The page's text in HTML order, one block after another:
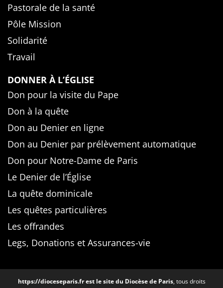
Pastorale de la santé
Pôle Mission
Solidarité
Travail
DONNER À L’ÉGLISE
Don pour la visite du Pape
Don à la quête
Don au Denier en ligne
Don au Denier par prélèvement automatique
Don pour Notre-Dame de Paris
Le Denier de l’Église
La quête dominicale
Les quêtes particulières
Les offrandes
Legs, Donations et Assurances-vie
https://dioceseparis.frest le site du Diocèse de Paris, tous droits